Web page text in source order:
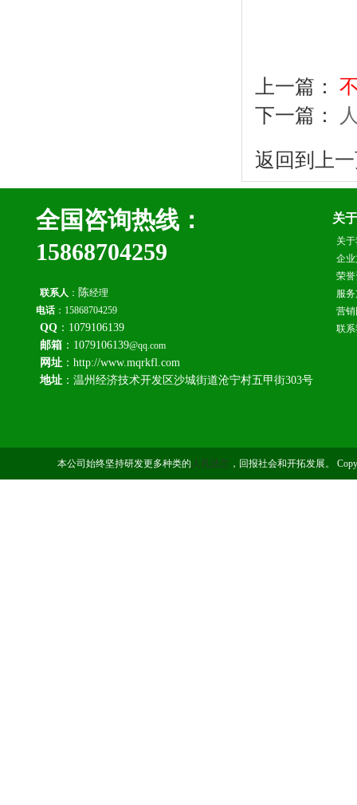
上一篇：
下一篇：
返回到上
全国咨询热线：
15868704259
联系人 ： 陈经理
电话：15868704259
QQ ：1079106139
邮箱 ：1079106139@qq.com
网址 ：http://www.mqrkfl.com
地址 ：温州经济技术开发区沙城街道沧宁村五甲街303号
关
关
企
荣
服
营
联
本公司始终坚持研发更多种类的 人孔法兰 ，回报社会和开拓发展。